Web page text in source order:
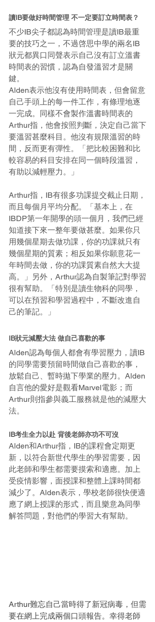
讀IB要做好時間管理 不一定要訂立時間表？
不少IB尖子都認為時間管理是讀IB最重
要的技巧之一，不過啓思中學的兩名IB
狀元都異口同聲表示自己沒有訂立溫書
時間表的習慣，認為自發溫習才是關
鍵。
Alden表示他沒有使用時間表，但會留意
自己手頭上的每一件工作，有條理地逐
一完成。同樣不會製作溫書時間表的
Arthur指，他會按照判斷，決定自己當下
要溫習甚麼科目。他沒有規限溫習的時
間，反而更有彈性。「把比較困難和比
較容易的科目安排在同一個時段溫習，
有助以減輕壓力。」
Arthur指，IB有很多功課提交截止日期，
而且每個月平均分配。「基本上，在
IBDP第一年開學的頭一個月，我們已經
知道接下來一整年要做甚麼。如果你只
用幾個星期去做功課，你的功課就只有
幾個星期的質素；相反如果你願意花一
年時間去做，你的功課質素自然大大提
高。」另外，Arthur認為自製筆記對學習
很有幫助。「特別是讀生物科的同學，
可以在預習和學習過程中，不斷改進自
己的筆記。」
IB狀元減壓大法 做自己喜歡的事
Alden認為每個人都會有學習壓力，讀IB
的同學需要預留時間做自己喜歡的事，
放鬆自己、暫時拋下學業的壓力。Alden
自言他的愛好是觀看Marvel電影；而
Arthur則指參與義工服務就是他的減壓大
法。
IB考生全力以赴 背後老師亦功不可沒
Alden和Arthur指，IB的課程會定期更
新，以符合新世代學生的學習需要，因
此老師和學生都需要摸索和適應。加上
受疫情影響，面授課和整體上課時間都
減少了。Alden表示，學校老師很快便適
應了網上授課的形式，而且樂意為同學
解答問題，對他們的學習大有幫助。
Arthur難忘自己當時得了新冠病毒，但需
要在網上完成兩個口頭報告。幸得老師